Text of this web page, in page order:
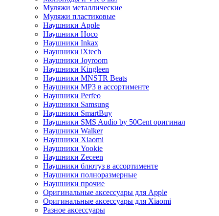
Муляжи металлические
Муляжи пластиковые
Наушники Apple
Наушники Hoco
Наушники Inkax
Наушники iXtech
Наушники Joyroom
Наушники Kingleen
Наушники MNSTR Beats
Наушники MP3 в ассортименте
Наушники Perfeo
Наушники Samsung
Наушники SmartBuy
Наушники SMS Audio by 50Cent оригинал
Наушники Walker
Наушники Xiaomi
Наушники Yookie
Наушники Zeceen
Наушники блютуз в ассортименте
Наушники полноразмерные
Наушники прочие
Оригинальные аксессуары для Apple
Оригинальные аксессуары для Xiaomi
Разное аксессуары